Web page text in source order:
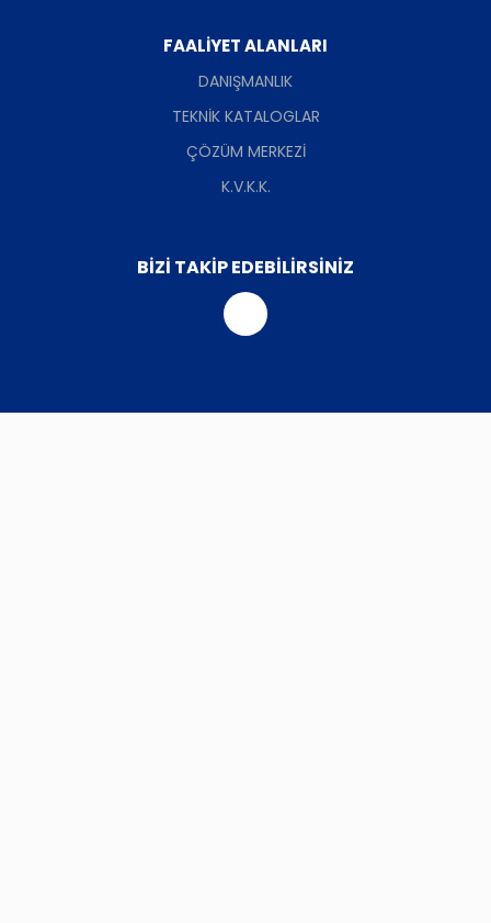
FAALİYET ALANLARI
DANIŞMANLIK
TEKNİK KATALOGLAR
ÇÖZÜM MERKEZİ
K.V.K.K.
BİZİ TAKİP EDEBİLİRSİNİZ